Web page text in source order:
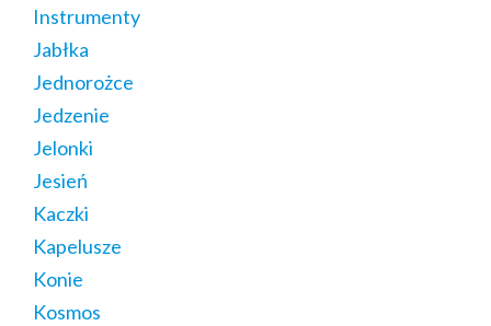
Instrumenty
Jabłka
Jednorożce
Jedzenie
Jelonki
Jesień
Kaczki
Kapelusze
Konie
Kosmos